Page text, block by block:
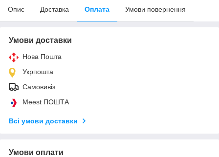
Опис Доставка Оплата Умови повернення
Умови доставки
Нова Пошта
Укрпошта
Самовивіз
Meest ПОШТА
Всі умови доставки
Умови оплати